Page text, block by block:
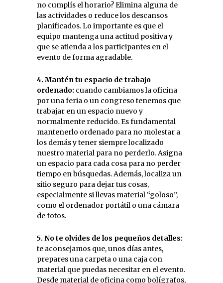
no cumplís el horario? Elimina alguna de
las actividades o reduce los descansos
planificados. Lo importante es que el
equipo mantenga una actitud positiva y
que se atienda a los participantes en el
evento de forma agradable.
4. Mantén tu espacio de trabajo
ordenado: cuando cambiamos la oficina
por una feria o un congreso tenemos que
trabajar en un espacio nuevo y
normalmente reducido. Es fundamental
mantenerlo ordenado para no molestar a
los demás y tener siempre localizado
nuestro material para no perderlo. Asigna
un espacio para cada cosa para no perder
tiempo en búsquedas. Además, localiza un
sitio seguro para dejar tus cosas,
especialmente si llevas material “goloso”,
como el ordenador portátil o una cámara
de fotos.
5. No te olvides de los pequeños detalles:
te aconsejamos que, unos días antes,
prepares una carpeta o una caja con
material que puedas necesitar en el evento.
Desde material de oficina como bolígrafos,